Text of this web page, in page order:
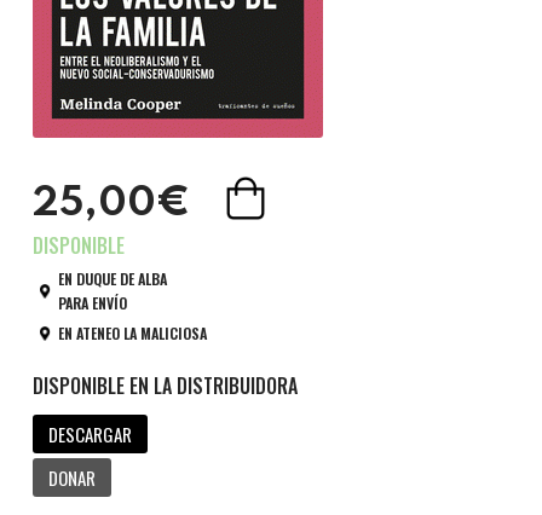
25,00€
EN DUQUE DE ALBA
PARA ENVÍO
EN ATENEO LA MALICIOSA
DESCARGAR
DONAR